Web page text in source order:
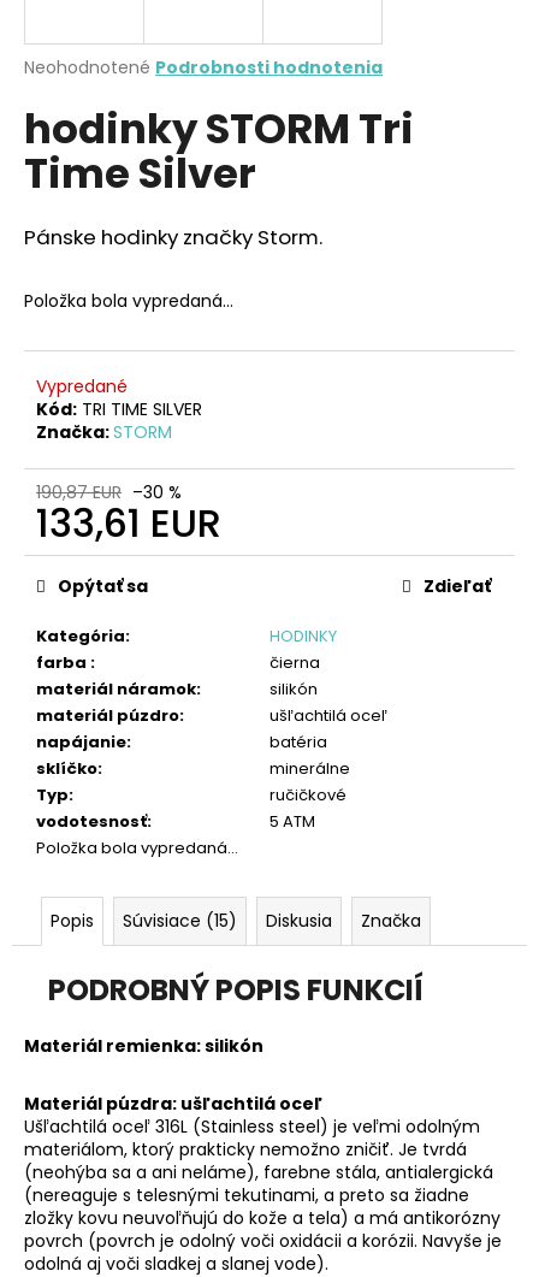
Priemerné
produktu
je
0,0
hviezdičiek.
Neohodnotené Podrobnosti hodnotenia
hodinky STORM Tri
Time Silver
Pánske hodinky značky Storm.
Položka bola vypredaná…
Vypredané
Kód: TRI TIME SILVER
Značka:STORM
190,87 EUR –30 %
133,61 EUR
Jednotková
cena:
Kategória:
HODINKY
farba :
čierna
materiál náramok:
silikón
materiál púzdro:
ušľachtilá oceľ
napájanie:
batéria
sklíčko:
minerálne
Typ:
ručičkové
vodotesnosť:
5 ATM
Položka bola vypredaná…
Opýtať sa Zdieľať
Popis Súvisiace (15) Diskusia Značka
PODROBNÝ POPIS FUNKCIÍ
Materiál remienka: silikón
Materiál púzdra: ušľachtilá oceľ
Ušľachtilá oceľ 316L (Stainless steel) je veľmi odolným
materiálom, ktorý prakticky nemožno zničiť. Je tvrdá
(neohýba sa a ani neláme), farebne stála, antialergická
(nereaguje s telesnými tekutinami, a preto sa žiadne
zložky kovu neuvoľňujú do kože a tela) a má antikorózny
povrch (povrch je odolný voči oxidácii a korózii. Navyše je
odolná aj voči sladkej a slanej vode).
j
ť
?
O
d
p
o
ú
m
e